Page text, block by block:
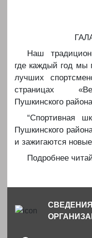
️Наш
где каждый год мы
лучших
страницах
Пушкинского
️️️️“Спортивная
Пушкинского
и зажигаются
️Подробнее